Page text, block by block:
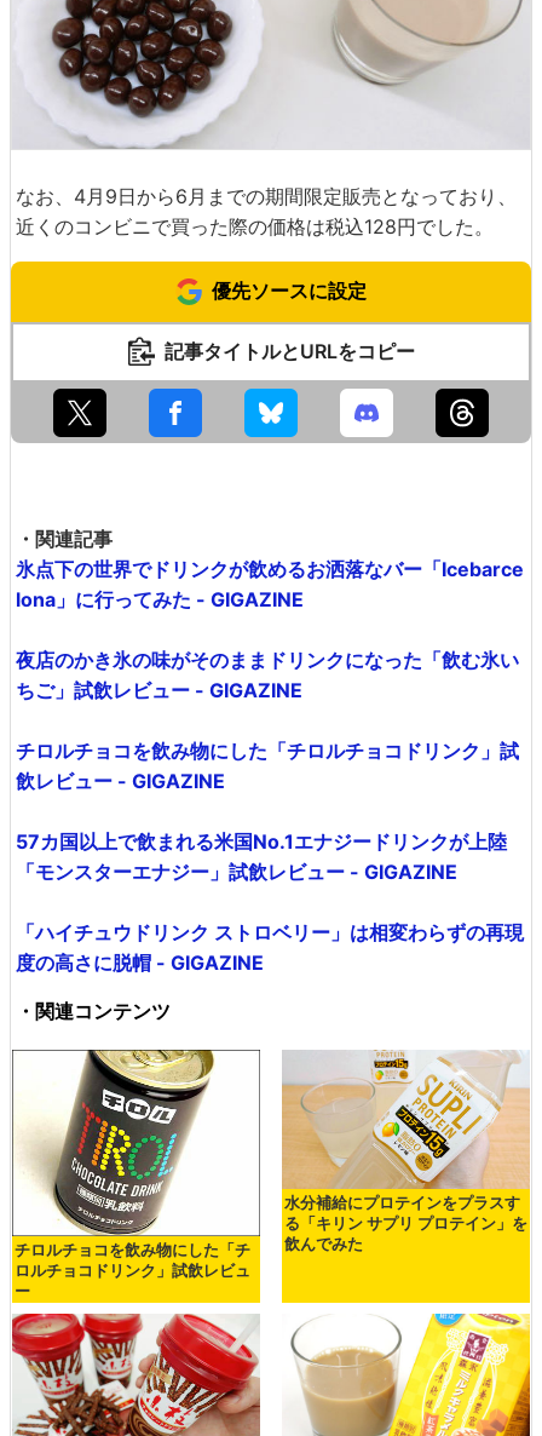
なお、4月9日から6月までの期間限定販売となっており、
近くのコンビニで買った際の価格は税込128円でした。
優先ソースに設定
記事タイトルとURLをコピー
・関連記事
氷点下の世界でドリンクが飲めるお洒落なバー「Icebarce
lona」に行ってみた - GIGAZINE
夜店のかき氷の味がそのままドリンクになった「飲む氷い
ちご」試飲レビュー - GIGAZINE
チロルチョコを飲み物にした「チロルチョコドリンク」試
飲レビュー - GIGAZINE
57カ国以上で飲まれる米国No.1エナジードリンクが上陸
「モンスターエナジー」試飲レビュー - GIGAZINE
「ハイチュウドリンク ストロベリー」は相変わらずの再現
度の高さに脱帽 - GIGAZINE
・関連コンテンツ
チロルチョコを飲み物にした「チ
ロルチョコドリンク」試飲レビュ
ー
水分補給にプロテインをプラスす
る「キリン サプリ プロテイン」を
飲んでみた